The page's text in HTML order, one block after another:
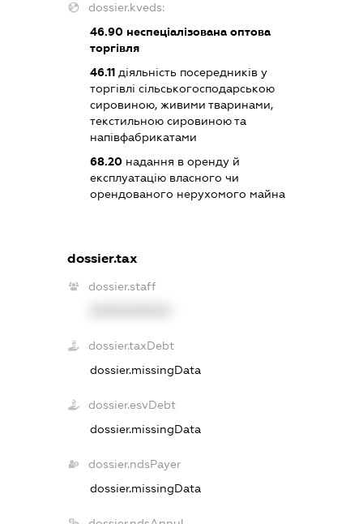
dossier.kveds:
46.90неспеціалізована оптова
торгівля
46.11діяльність посередників у
торгівлі сільськогосподарською
сировиною, живими тваринами,
текстильною сировиною та
напівфабрикатами
68.20надання в оренду й
експлуатацію власного чи
орендованого нерухомого майна
dossier.tax
dossier.staff
dossier.taxDebt
dossier.missingData
dossier.esvDebt
dossier.missingData
dossier.ndsPayer
dossier.missingData